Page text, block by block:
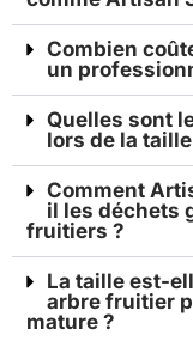
Combien
un
Quelles sont
lors de la
Comment
il les déchets
fruitiers ?
La taille est-
arbre fruitier
mature ?